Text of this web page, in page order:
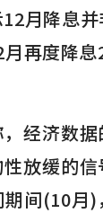
12月降息
再度降
经济数
放缓的
间(10月